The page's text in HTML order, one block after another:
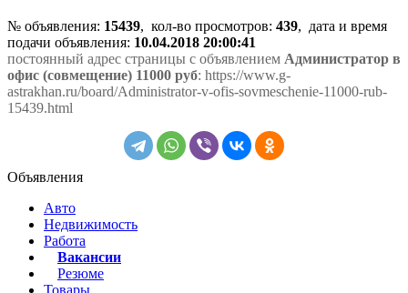
№ объявления: 15439, кол-во просмотров: 439, дата и время
подачи объявления: 10.04.2018 20:00:41
постоянный адрес страницы с объявлением Администратор в
офис (совмещение) 11000 руб: https://www.g-
astrakhan.ru/board/Administrator-v-ofis-sovmeschenie-11000-rub-
15439.html
Объявления
Авто
Недвижимость
Работа
Вакансии
Резюме
Товары